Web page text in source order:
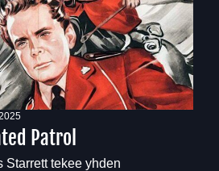
Patrol
Starrett tekee yhden